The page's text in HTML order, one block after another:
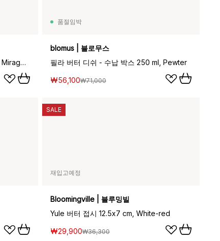
필라 버터 디쉬 - 수납 박스 250 ml, Mirage grey
품절임박
blomus | 블로무스
필라 버터 디쉬 - 수납 박스 250 ml, Pewter
₩56,100₩71,000
재입고예정
Bloomingville | 블루밍빌
Yule 버터 접시 12.5x7 cm, White-red
₩29,900₩36,300
SALE